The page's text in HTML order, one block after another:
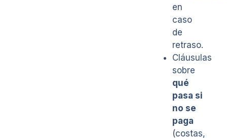
en
caso
de
retraso.
Cláusulas
sobre
qué
pasa si
no se
paga
(costas,